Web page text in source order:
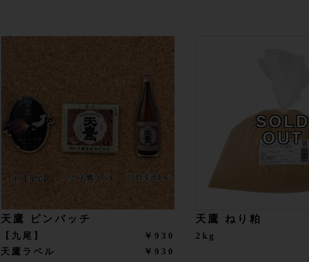
天鷹 ピンバッチ
【九尾】
￥930
天鷹ラベル
￥930
SOLD
OUT
天鷹 ねり粕
2kg